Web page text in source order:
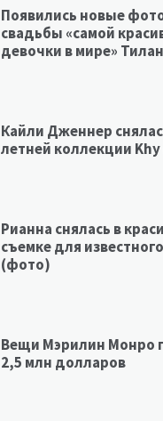
Появились новые
свадьбы «самой
девочки в мире»
Кайли Дженнер
летней коллекции
Рианна снялась в
съемке для
(фото)
Вещи Мэрилин Монро
2,5 млн долларов